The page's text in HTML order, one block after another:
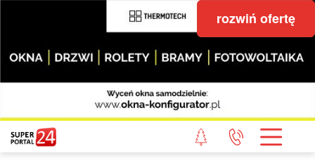
rozwiń ofertę
STRONA GŁÓWNA
POWIAT GRYFICKI